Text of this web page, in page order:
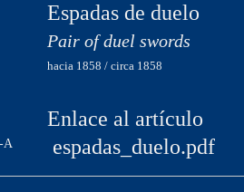
A
Espadas de duelo
Pair of duel swords
hacia 1858 / circa 1858
Enlace al artículo
espadas_duelo.pdf